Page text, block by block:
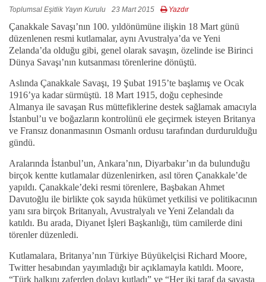
Toplumsal Eşitlik Yayın Kurulu 23 Mart 2015 Yazdır
Çanakkale Savaşı’nın 100. yıldönümüne ilişkin 18 Mart günü
düzenlenen resmi kutlamalar, aynı Avustralya’da ve Yeni
Zelanda’da olduğu gibi, genel olarak savaşın, özelinde ise Birinci
Dünya Savaşı’nın kutsanması törenlerine dönüştü.
Aslında Çanakkale Savaşı, 19 Şubat 1915’te başlamış ve Ocak
1916’ya kadar sürmüştü. 18 Mart 1915, doğu cephesinde
Almanya ile savaşan Rus müttefiklerine destek sağlamak amacıyla
İstanbul’u ve boğazların kontrolünü ele geçirmek isteyen Britanya
ve Fransız donanmasının Osmanlı ordusu tarafından durdurulduğu
gündü.
Aralarında İstanbul’un, Ankara’nın, Diyarbakır’ın da bulunduğu
birçok kentte kutlamalar düzenlenirken, asıl tören Çanakkale’de
yapıldı. Çanakkale’deki resmi törenlere, Başbakan Ahmet
Davutoğlu ile birlikte çok sayıda hükümet yetkilisi ve politikacının
yanı sıra birçok Britanyalı, Avustralyalı ve Yeni Zelandalı da
katıldı. Bu arada, Diyanet İşleri Başkanlığı, tüm camilerde dini
törenler düzenledi.
Kutlamalara, Britanya’nın Türkiye Büyükelçisi Richard Moore,
Twitter hesabından yayımladığı bir açıklamayla katıldı. Moore,
“Türk halkını zaferden dolayı kutladı” ve “Her iki taraf da savaşta